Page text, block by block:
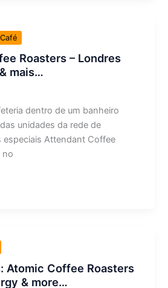
Roasters – Londres
mais…
dentro de um banheiro
unidades da rede de
especiais Attendant Coffee
no
Atomic Coffee Roasters
& more…